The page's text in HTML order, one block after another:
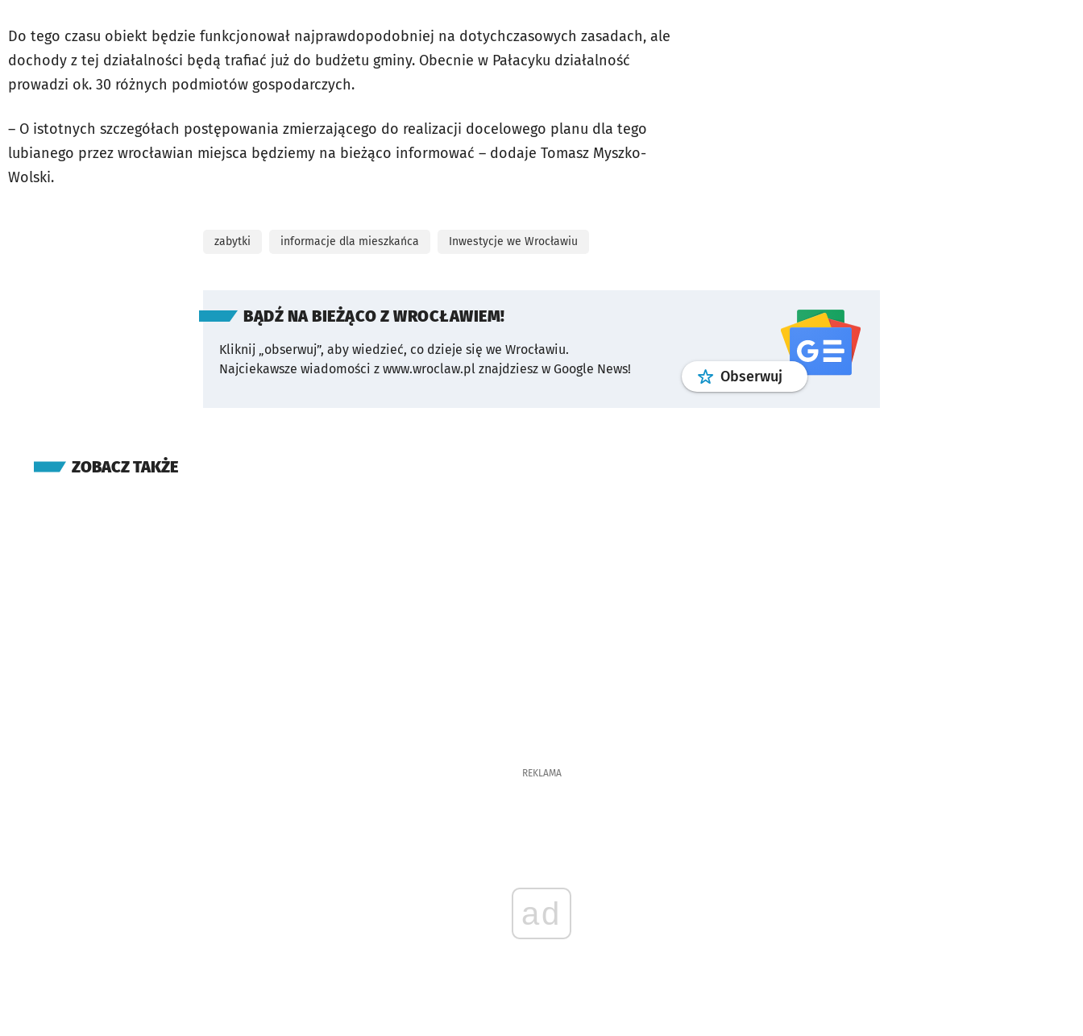
Do tego czasu obiekt będzie funkcjonował najprawdopodobniej na dotychczasowych zasadach, ale
dochody z tej działalności będą trafiać już do budżetu gminy. Obecnie w Pałacyku działalność
prowadzi ok. 30 różnych podmiotów gospodarczych.
– O istotnych szczegółach postępowania zmierzającego do realizacji docelowego planu dla tego
lubianego przez wrocławian miejsca będziemy na bieżąco informować – dodaje Tomasz Myszko-
Wolski.
zabytki informacje dla mieszkańca Inwestycje we Wrocławiu
BĄDŹ NA BIEŻĄCO Z WROCŁAWIEM!
Kliknij „obserwuj”, aby wiedzieć, co dzieje się we Wrocławiu.
Najciekawsze wiadomości z www.wroclaw.pl znajdziesz w Google News!
Obserwuj profilgoogle news
ZOBACZ TAKŻE
REKLAMA
ad